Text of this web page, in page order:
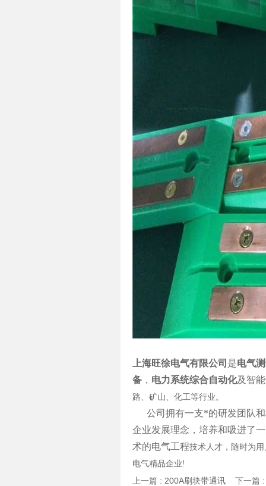
上海旺徐电气有限公司 是电气
备 ， 电力系统综合自动化及智能
路、矿山、化工等行业。
公司拥有一支*的研发团队和
企业发展理念，培养和吸进了
术的电气工程技术人才，随时为
电气精品企业!
上一篇 : 200A刷块带通讯 下一篇